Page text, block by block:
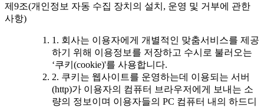
제9조(개인정보 자동 수집 장치의 설치, 운영 및 거부에 관한
사항)
1. 회사는 이용자에게 개별적인 맞춤서비스를 제공
하기 위해 이용정보를 저장하고 수시로 불러오는
‘쿠키(cookie)'를 사용합니다.
2. 쿠키는 웹사이트를 운영하는데 이용되는 서버
(http)가 이용자의 컴퓨터 브라우저에게 보내는 소
량의 정보이며 이용자들의 PC 컴퓨터 내의 하드디